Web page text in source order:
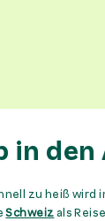
den
zu heiß wird
Schweizals